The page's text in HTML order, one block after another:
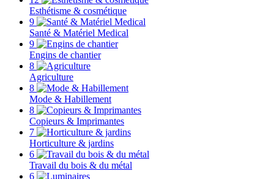
Esthétisme & cosmétique
9
Santé & Matériel Medical
9
Engins de chantier
8
Agriculture
8
Mode & Habillement
8
Copieurs & Imprimantes
7
Horticulture & jardins
6
Travail du bois & du métal
6